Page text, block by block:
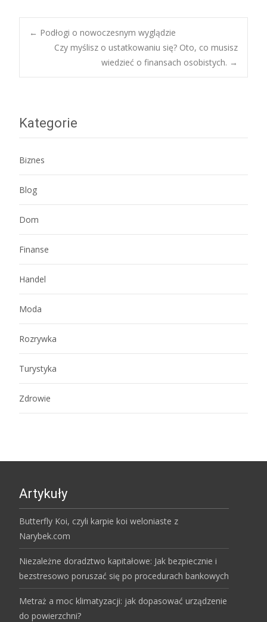
Post
navigation
← Podłogi o nowoczesnym wyglądzie
Czy myślisz o ustatkowaniu się? Oto, co musisz
wiedzieć o finansach osobistych. →
Kategorie
Biznes
Blog
Dom
Finanse
Handel
Moda
Rozrywka
Turystyka
Zdrowie
Artykuły
Butterfly Koi, czyli karpie koi weloniaste z
Narybek.com
Niezależne doradztwo kapitałowe: Jak bezpiecznie i
bezstresowo poruszać się po procedurach bankowych
Metraż a moc klimatyzacji: jak dopasować urządzenie
do powierzchni?